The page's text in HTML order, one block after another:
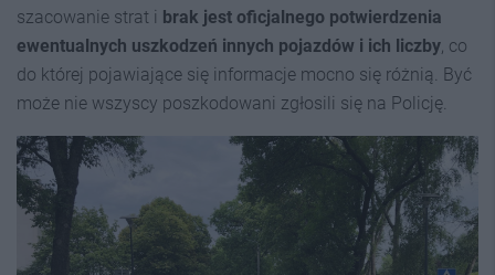
szacowanie strat i brak jest oficjalnego potwierdzenia
ewentualnych uszkodzeń innych pojazdów i ich liczby, co
do której pojawiające się informacje mocno się różnią. Być
może nie wszyscy poszkodowani zgłosili się na Policję.